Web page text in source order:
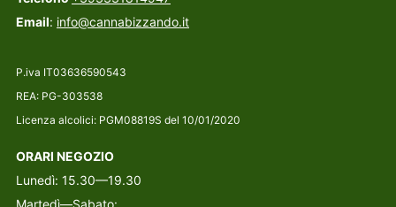
Email: info@cannabizzando.it
P.iva IT03636590543
REA: PG-303538
Licenza alcolici: PGM08819S del 10/01/2020
ORARI NEGOZIO
Lunedì: 15.30—19.30
Martedì—Sabato: